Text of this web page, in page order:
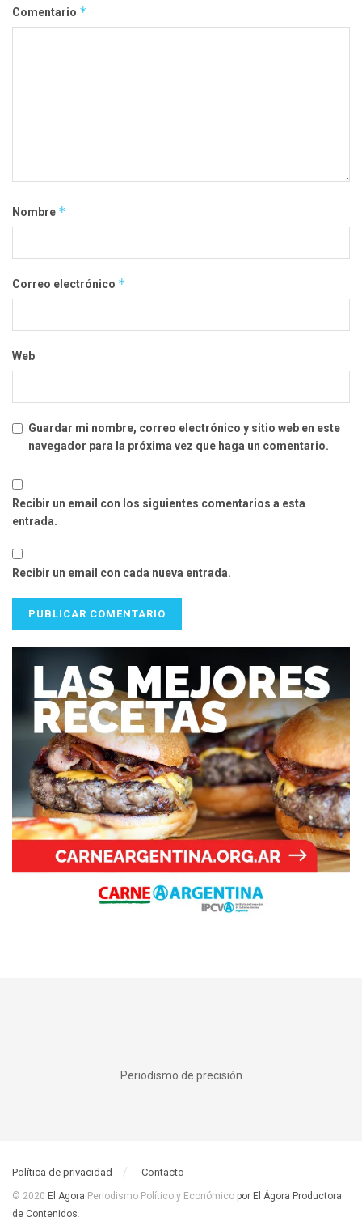
Comentario *
Nombre *
Correo electrónico *
Web
Guardar mi nombre, correo electrónico y sitio web en este
navegador para la próxima vez que haga un comentario.
Recibir un email con los siguientes comentarios a esta
entrada.
Recibir un email con cada nueva entrada.
Periodismo de precisión
Política de privacidad Contacto
© 2020 El Agora Periodismo Político y Económico por El Ágora Productora
de Contenidos.